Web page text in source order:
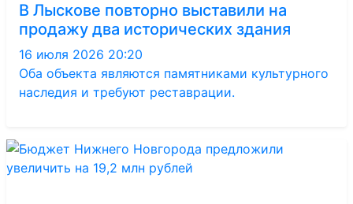
В Лыскове повторно выставили на
продажу два исторических здания
16 июля 2026 20:20
Оба объекта являются памятниками культурного
наследия и требуют реставрации.